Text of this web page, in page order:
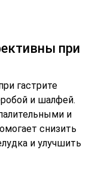
при
гастрите
и шалфей.
и
снизить
и улучшить